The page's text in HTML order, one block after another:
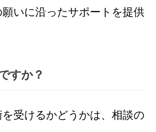
いに沿ったサポートを提供
すか？
受けるかどうかは、相談の